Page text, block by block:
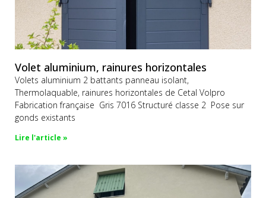
Volet aluminium, rainures horizontales
Volets aluminium 2 battants panneau isolant,
Thermolaquable, rainures horizontales de Cetal Volpro
Fabrication française Gris 7016 Structuré classe 2 Pose sur
gonds existants
Lire l'article »